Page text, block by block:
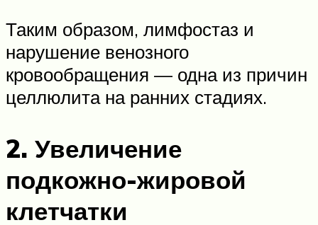
Таким образом, лимфостаз и
нарушение венозного
кровообращения — одна из причин
целлюлита на ранних стадиях.
2. Увеличение
подкожно-жировой
клетчатки